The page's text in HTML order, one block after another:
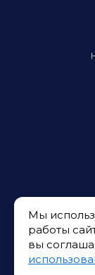
Мы
работы
вы